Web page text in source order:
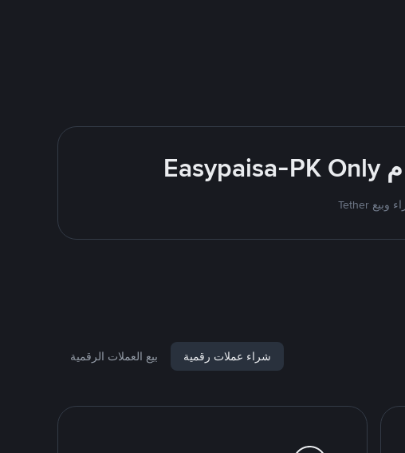
شراء عملات رقمية بيع العملات الرقمية